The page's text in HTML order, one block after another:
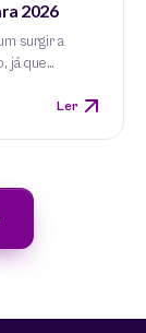
2026
surgir a
já que…
Ler